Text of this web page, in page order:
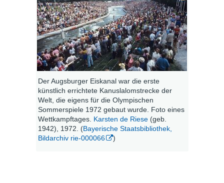
Der Augsburger Eiskanal war die erste
künstlich errichtete Kanuslalomstrecke der
Welt, die eigens für die Olympischen
Sommerspiele 1972 gebaut wurde. Foto eines
Wettkampftages. Karsten de Riese(geb.
1942), 1972. (Bayerische Staatsbibliothek,
Bildarchiv rie-000066
)